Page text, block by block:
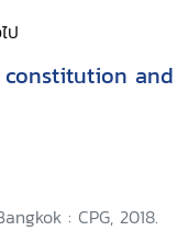
ป
constitution
: CPG, 2018.